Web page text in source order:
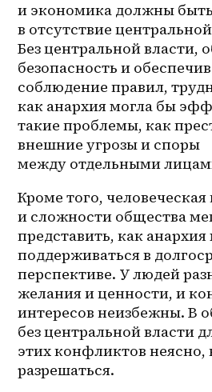
и экономика должны
в отсутствие
Без центральной
безопасность и
соблюдение правил,
как анархия могла бы
такие проблемы, как
внешние угрозы и споры
между отдельными
Кроме того,
и сложности общества
представить, как
поддерживаться в
перспективе. У людей
желания и ценности, и
интересов неизбежны. В
без центральной власти
этих конфликтов неясно,
разрешаться.